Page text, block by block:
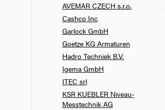
AVEMAR CZECH s.r.o.
Cashco Inc
Garlock GmbH
Goetze KG Armaturen
Hadro Techniek B.V.
Igema GmbH
ITEC srl
KSR KUEBLER Niveau-
Messtechnik AG